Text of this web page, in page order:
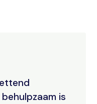
is